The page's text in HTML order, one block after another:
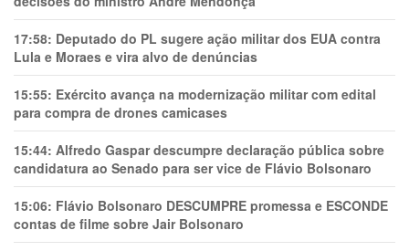
17:58: Deputado do PL sugere ação militar dos EUA contra
Lula e Moraes e vira alvo de denúncias
15:55: Exército avança na modernização militar com edital
para compra de drones camicases
15:44: Alfredo Gaspar descumpre declaração pública sobre
candidatura ao Senado para ser vice de Flávio Bolsonaro
15:06: Flávio Bolsonaro DESCUMPRE promessa e ESCONDE
contas de filme sobre Jair Bolsonaro